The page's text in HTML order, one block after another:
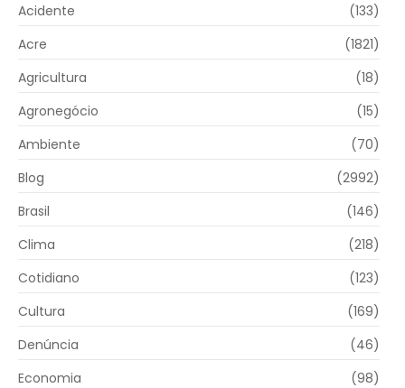
Acidente
(133)
Acre
(1821)
Agricultura
(18)
Agronegócio
(15)
Ambiente
(70)
Blog
(2992)
Brasil
(146)
Clima
(218)
Cotidiano
(123)
Cultura
(169)
Denúncia
(46)
Economia
(98)